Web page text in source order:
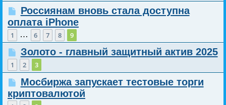
Россиянам вновь стала доступна
оплата iPhone
1 … 6 7 8 9
Золото - главный защитный актив 2025
1 2 3
Мосбиржа запускает тестовые торги
криптовалютой